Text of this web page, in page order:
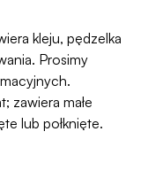
kleju, pędzelka
Prosimy
zawiera małe
lub połknięte.